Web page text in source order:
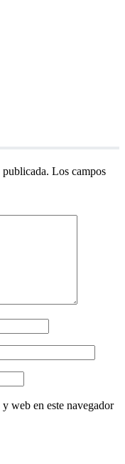
Los campos
web en este navegador